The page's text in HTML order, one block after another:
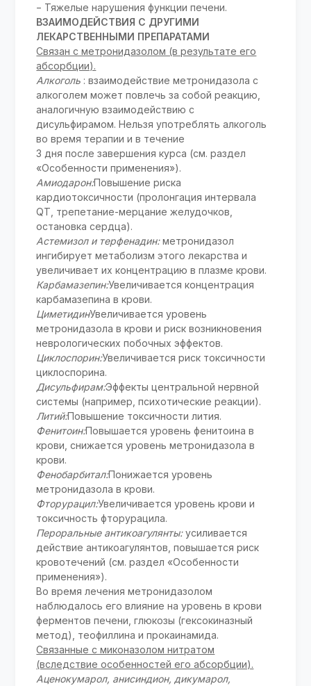
− Тяжелые нарушения функции печени.
ВЗАИМОДЕЙСТВИЯ С ДРУГИМИ
ЛЕКАРСТВЕННЫМИ ПРЕПАРАТАМИ
Связан с метронидазолом (в результате его
абсорбции).
Алкоголь : взаимодействие метронидазола с
алкоголем может повлечь за собой реакцию,
аналогичную взаимодействию с
дисульфирамом. Нельзя употреблять алкоголь
во время терапии и в течение
3 дня после завершения курса (см. раздел
«Особенности применения»).
Амиодарон:Повышение риска
кардиотоксичности (пролонгация интервала
QT, трепетание-мерцание желудочков,
остановка сердца).
Астемизол и терфенадин:метронидазол
ингибирует метаболизм этого лекарства и
увеличивает их концентрацию в плазме крови.
Карбамазепин:Увеличивается концентрация
карбамазепина в крови.
ЦиметидинУвеличивается уровень
метронидазола в крови и риск возникновения
неврологических побочных эффектов.
Циклоспорин:Увеличивается риск токсичности
циклоспорина.
Дисульфирам:Эффекты центральной нервной
системы (например, психотические реакции).
Литий:Повышение токсичности лития.
Фенитоин:Повышается уровень фенитоина в
крови, снижается уровень метронидазола в
крови.
Фенобарбитал:Понижается уровень
метронидазола в крови.
Фторурацил:Увеличивается уровень крови и
токсичность фторурацила.
Пероральные антикоагулянты:усиливается
действие антикоагулянтов, повышается риск
кровотечений (см. раздел «Особенности
применения»).
Во время лечения метронидазолом
наблюдалось его влияние на уровень в крови
ферментов печени, глюкозы (гексокиназный
метод), теофиллина и прокаинамида.
Связанные с миконазолом нитратом
(вследствие особенностей его абсорбции).
Аценокумарол, анисиндион, дикумарол,